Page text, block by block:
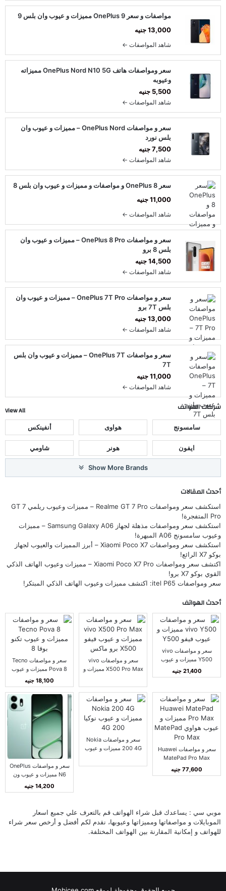
مواصفات و سعر OnePlus 9 مميزات و عيوب وان بلس 9
13,000 جنيه
شاهد المواصفات ←
سعر ومواصفات هاتف OnePlus Nord N10 5G مميزاته
وعيوبه
5,500 جنيه
شاهد المواصفات ←
سعر و مواصفات OnePlus Nord – مميزات و عيوب وان
بلس نورد
7,500 جنيه
شاهد المواصفات ←
سعر OnePlus 8 و مواصفات و مميزات و عيوب وان بلس 8
11,000 جنيه
شاهد المواصفات ←
سعر و مواصفات OnePlus 8 Pro – مميزات و عيوب وان
بلس 8 برو
14,500 جنيه
شاهد المواصفات ←
سعر و مواصفات OnePlus 7T Pro – مميزات و عيوب وان
بلس 7T برو
13,000 جنيه
شاهد المواصفات ←
سعر و مواصفات OnePlus 7T – مميزات و عيوب وان بلس
7T
11,000 جنيه
شاهد المواصفات ←
شركات الهواتف View All
سامسونج هواوى أنفينكس
ايفون هونر شاومي
Show More Brands
أحدث المقالات
استكشف سعر ومواصفات Realme GT 7 Pro – مميزات وعيوب ريلمي GT 7
Pro المتفجرة!
استكشف سعر ومواصفات مذهلة لجهاز Samsung Galaxy A06 – مميزات
وعيوب سامسونج A06 المبهرة!
استكشف سعر ومواصفات Xiaomi Poco X7 – أبرز المميزات والعيوب لجهاز
بوكو X7 الرائع!
اكتشف سعر ومواصفات Xiaomi Poco X7 Pro – مميزات وعيوب الهاتف الذكي
القوي بوكو X7 برو!
سعر ومواصفات itel P65: اكتشف مميزات وعيوب الهاتف الذكي المبتكر!
أحدث الهواتف
سعر و مواصفات vivo
Y500 مميزات و عيوب
فيفو Y500
21,400 جنيه
سعر و مواصفات vivo
X500 Pro Max مميزات و
ماكس
سعر و مواصفات Tecno
Pova 8 مميزات و عيوب
تكنو بوفا 8
18,100 جنيه
سعر و مواصفات Huawei
MatePad Pro Max
مميزات و عيوب هواوي
MatePad Pro Max
77,600 جنيه
سعر و مواصفات Nokia
200 4G مميزات و عيوب
سعر و مواصفات OnePlus
N6 مميزات و عيوب ون
بلس N6
14,200 جنيه
موبي سي : يساعدك قبل شراء الهواتف قم بالتعرف علي جميع اسعار
الموبايلات و مواصفاتها ومميزاتها وعيوبها، نقدم لكم أفضل و أرخص سعر شراء
للهواتف و إمكانية المقارنة بين الهواتف المختلفة.